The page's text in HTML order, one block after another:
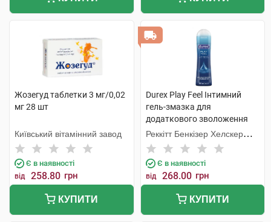
Жозегуд таблетки 3 мг/0,02
мг 28 шт
Київський вітамінний завод
Є в наявності
від 258.80 грн
КУПИТИ
Durex Play Feel Інтимний
гель-змазка для
додаткового зволоження
100 мл флакон
Реккітт Бенкізер Хелскер
Мануфектурінг
Є в наявності
від 268.00 грн
КУПИТИ